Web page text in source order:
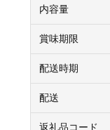
内容量
賞味期限
配送時期
配送
返礼品コード